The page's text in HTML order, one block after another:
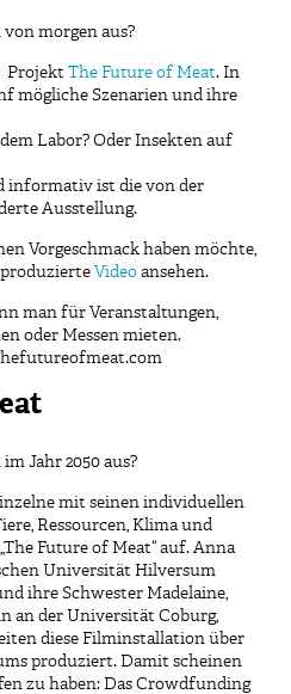
morgen aus?
Projekt The Future of Meat. In
mögliche Szenarien und ihre
Labor? Oder Insekten auf
informativ ist die von der
Ausstellung.
Vorgeschmack haben möchte,
Video ansehen.
man für Veranstaltungen,
oder Messen mieten.
Jahr 2050 aus?
mit seinen individuellen
Ressourcen, Klima und
Future of Meat“ auf. Anna
Universität Hilversum
ihre Schwester Madelaine,
an der Universität Coburg,
diese Filminstallation über
produziert. Damit scheinen
zu haben: Das Crowdfunding